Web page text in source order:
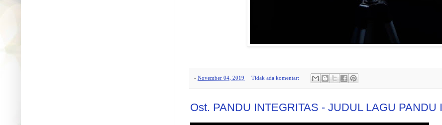
- November 04, 2019 Tidak ada komentar:
Ost. PANDU INTEGRITAS - JUDUL LAGU PANDU